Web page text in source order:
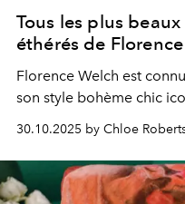
Tous les plus
éthérés de
Florence Welch est
son style bohème chic
30.10.2025 by Chloe